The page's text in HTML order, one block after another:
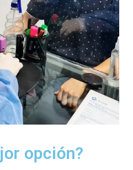
opción?